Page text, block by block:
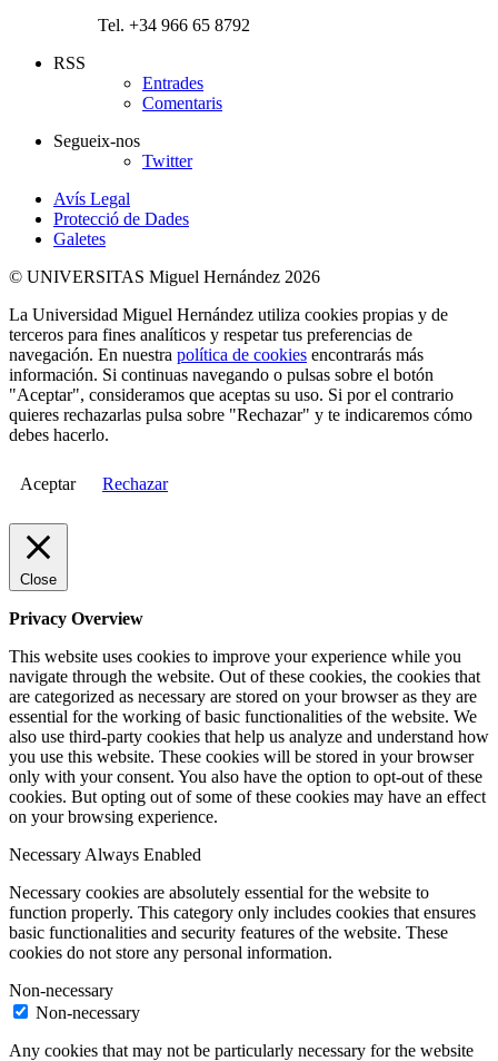
Tel. +34 966 65 8792
RSS
Entrades
Comentaris
Segueix-nos
Twitter
Avís Legal
Protecció de Dades
Galetes
© UNIVERSITAS Miguel Hernández 2026
La Universidad Miguel Hernández utiliza cookies propias y de
terceros para fines analíticos y respetar tus preferencias de
navegación. En nuestra política de cookies encontrarás más
información. Si continuas navegando o pulsas sobre el botón
"Aceptar", consideramos que aceptas su uso. Si por el contrario
quieres rechazarlas pulsa sobre "Rechazar" y te indicaremos cómo
debes hacerlo.
Aceptar Rechazar
Close
Privacy Overview
This website uses cookies to improve your experience while you
navigate through the website. Out of these cookies, the cookies that
are categorized as necessary are stored on your browser as they are
essential for the working of basic functionalities of the website. We
also use third-party cookies that help us analyze and understand how
you use this website. These cookies will be stored in your browser
only with your consent. You also have the option to opt-out of these
cookies. But opting out of some of these cookies may have an effect
on your browsing experience.
Necessary Always Enabled
Necessary cookies are absolutely essential for the website to
function properly. This category only includes cookies that ensures
basic functionalities and security features of the website. These
cookies do not store any personal information.
Non-necessary
Non-necessary
Any cookies that may not be particularly necessary for the website